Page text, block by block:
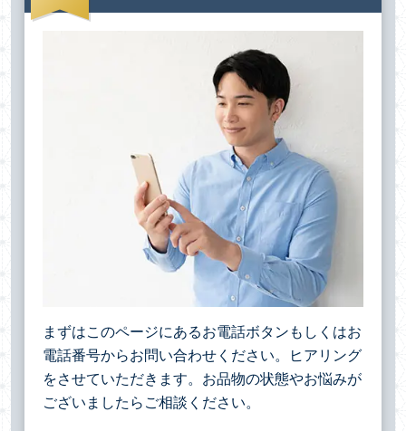
まずはこのページにあるお電話ボタンもしくはお
電話番号からお問い合わせください。ヒアリング
をさせていただきます。お品物の状態やお悩みが
ございましたらご相談ください。